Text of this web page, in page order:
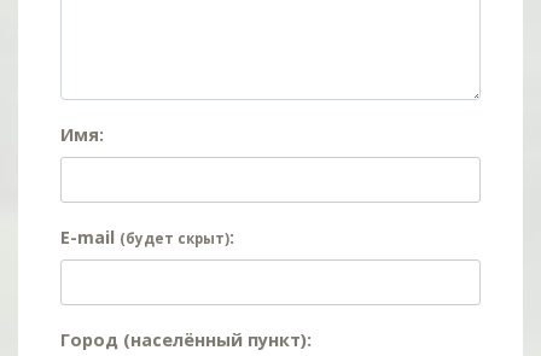
Имя:
E-mail (будет скрыт):
Город (населённый пункт):